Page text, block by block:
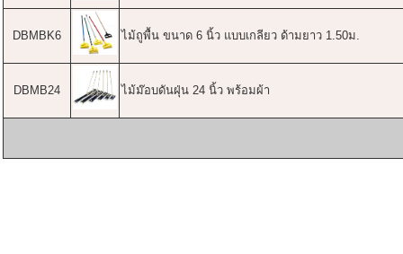
DBMBK6 ไม้ถูพื้น ขนาด 6 นิ้ว แบบเกลียว ด้ามยาว 1.50ม.
DBMB24 ไม้ม๊อบดันฝุ่น 24 นิ้ว พร้อมผ้า